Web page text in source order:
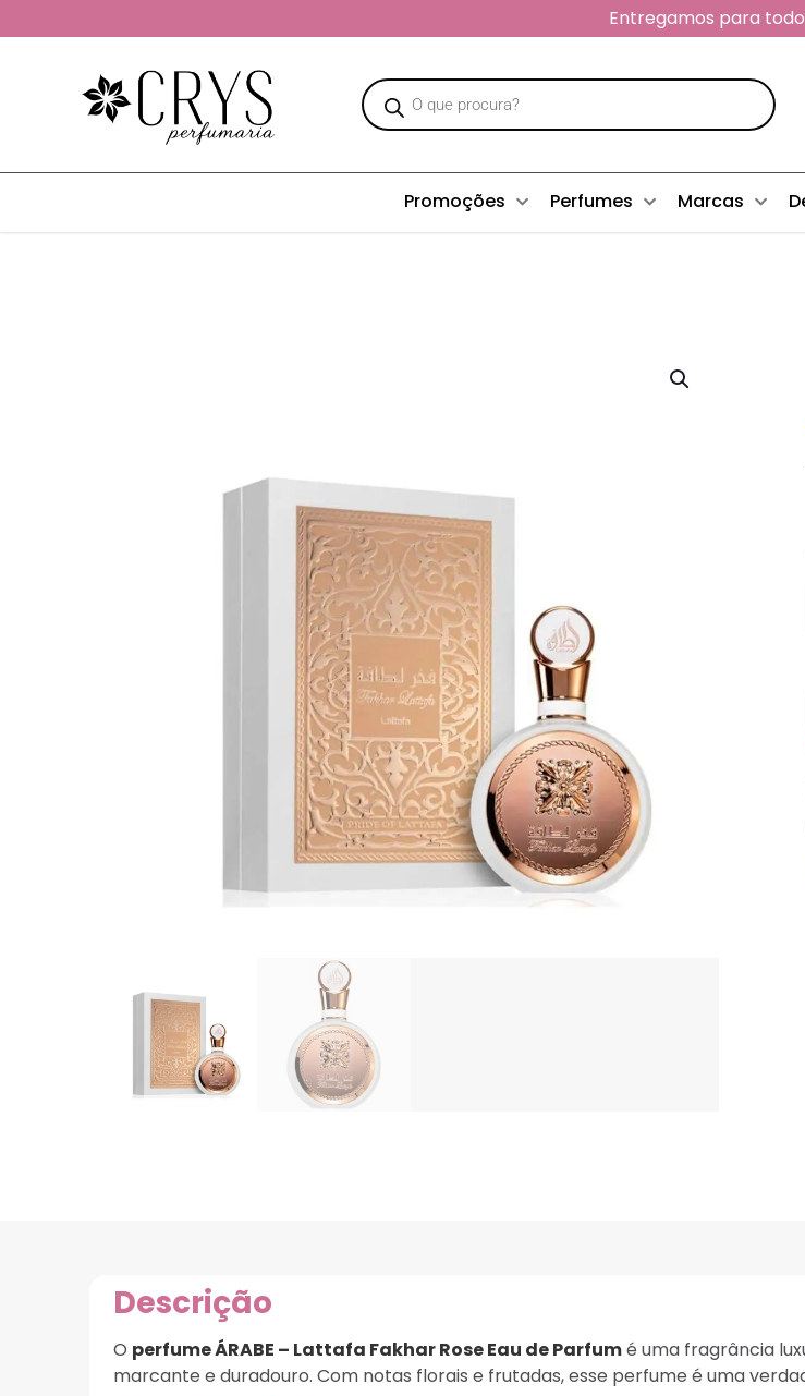
Entregamos para
Promoções Perfumes Marcas
Descrição
O perfume ÁRABE – Lattafa Fakhar Rose Eau de Parfumé uma fragrância
marcante e duradouro. Com notas florais e frutadas, esse perfume é uma